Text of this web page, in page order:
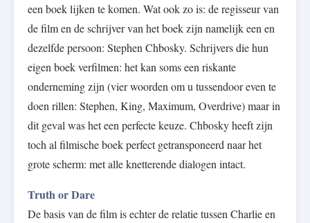
een boek lijken te komen. Wat ook zo is: de regisseur van
de film en de schrijver van het boek zijn namelijk een en
dezelfde persoon: Stephen Chbosky. Schrijvers die hun
eigen boek verfilmen: het kan soms een riskante
onderneming zijn (vier woorden om u tussendoor even te
doen rillen: Stephen, King, Maximum, Overdrive) maar in
dit geval was het een perfecte keuze. Chbosky heeft zijn
toch al filmische boek perfect getransponeerd naar het
grote scherm: met alle knetterende dialogen intact.
Truth or Dare
De basis van de film is echter de relatie tussen Charlie en